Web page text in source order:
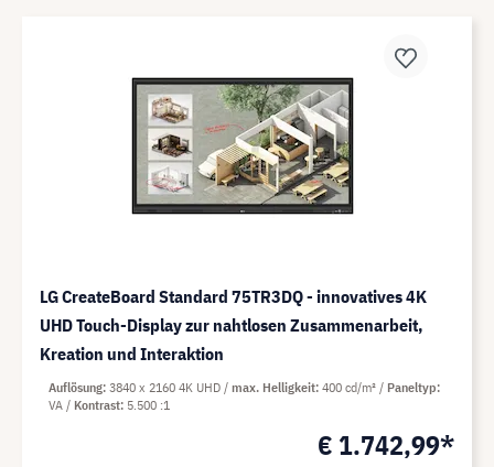
LG CreateBoard Standard 75TR3DQ - innovatives 4K
UHD Touch-Display zur nahtlosen Zusammenarbeit,
Kreation und Interaktion
€ 1.742,99*
Auflösung 3840 x 2160 4K UHD max. Helligkeit 400 cd/m²
Paneltyp
VA
Kontrast 5.500 :1